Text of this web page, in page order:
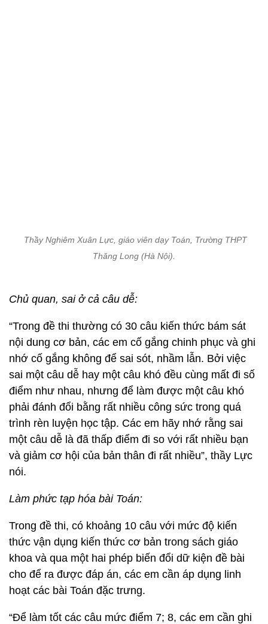
Thầy Nghiêm Xuân Lực, giáo viên dạy Toán, Trường THPT
Thăng Long (Hà Nội).
Chủ quan, sai ở cả câu dễ:
“Trong đề thi thường có 30 câu kiến thức bám sát
nội dung cơ bản, các em cố gắng chinh phục và ghi
nhớ cố gắng không để sai sót, nhầm lẫn. Bởi việc
sai một câu dễ hay một câu khó đều cùng mất đi số
điểm như nhau, nhưng để làm được một câu khó
phải đánh đổi bằng rất nhiều công sức trong quá
trình rèn luyện học tập. Các em hãy nhớ rằng sai
một câu dễ là đã thấp điểm đi so với rất nhiều bạn
và giảm cơ hội của bản thân đi rất nhiều”, thầy Lực
nói.
Làm phức tạp hóa bài Toán:
Trong đề thi, có khoảng 10 câu với mức độ kiến
thức vận dụng kiến thức cơ bản trong sách giáo
khoa và qua một hai phép biến đổi dữ kiện đề bài
cho để ra được đáp án, các em cần áp dụng linh
hoạt các bài Toán đặc trưng.
“Để làm tốt các câu mức điểm 7; 8, các em cần ghi